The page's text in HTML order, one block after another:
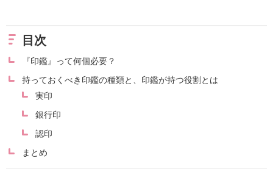
目次
『印鑑』って何個必要？
持っておくべき印鑑の種類と、印鑑が持つ役割とは
実印
銀行印
認印
まとめ